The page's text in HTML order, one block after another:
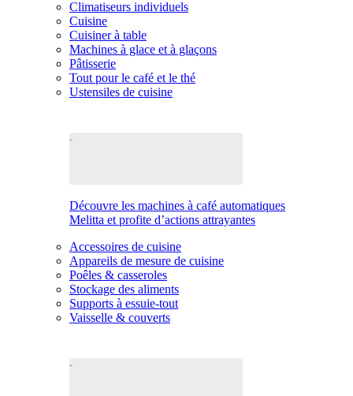
Climatiseurs individuels
Cuisine
Cuisiner à table
Machines à glace et à glaçons
Pâtisserie
Tout pour le café et le thé
Ustensiles de cuisine
Découvre les machines à café automatiques
Melitta et profite d’actions attrayantes
Accessoires de cuisine
Appareils de mesure de cuisine
Poêles & casseroles
Stockage des aliments
Supports à essuie-tout
Vaisselle & couverts